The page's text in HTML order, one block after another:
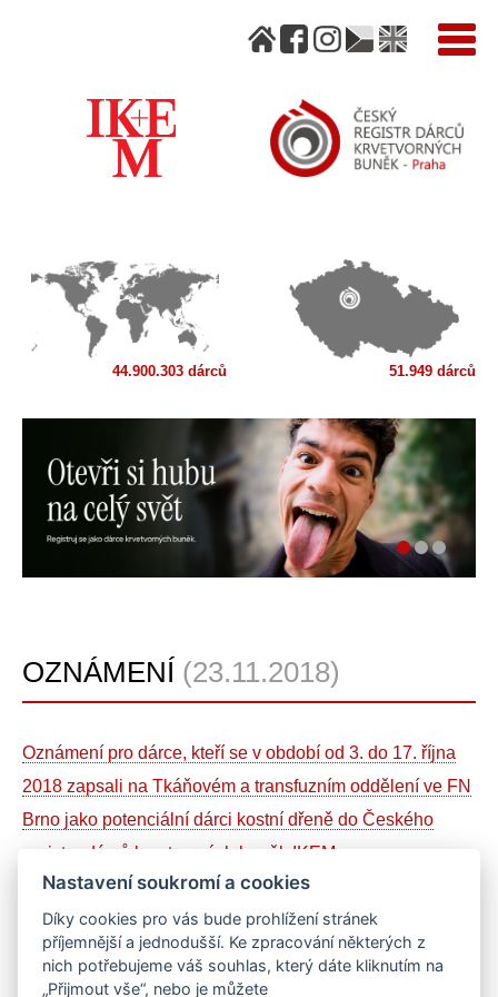
44.900.303 dárců 51.949 dárců
OZNÁMENÍ (23.11.2018)
Oznámení pro dárce, kteří se v období od 3. do 17. října
2018 zapsali na Tkáňovém a transfuzním oddělení ve FN
Brno jako potenciální dárci kostní dřeně do Českého
registru dárců krvetvorných buněk IKEM
Sdílejte na sociálních sítích
SdíletFacebook
TwitterEmailMessenger
GmailLinkedInWhatsApp
Nastavení soukromí a cookies
Díky cookies pro vás bude prohlížení stránek
příjemnější a jednodušší. Ke zpracování některých z
nich potřebujeme váš souhlas, který dáte kliknutím na
„Přijmout vše“, nebo je můžete